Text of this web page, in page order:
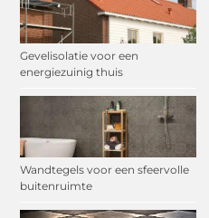
Gevelisolatie voor een
energiezuinig thuis
Wandtegels voor een sfeervolle
buitenruimte